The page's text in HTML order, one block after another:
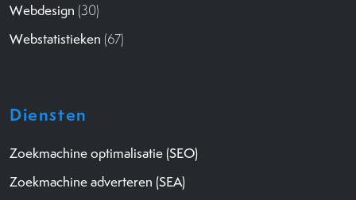
Webdesign (30)
Webstatistieken (67)
Diensten
Zoekmachine optimalisatie (SEO)
Zoekmachine adverteren (SEA)